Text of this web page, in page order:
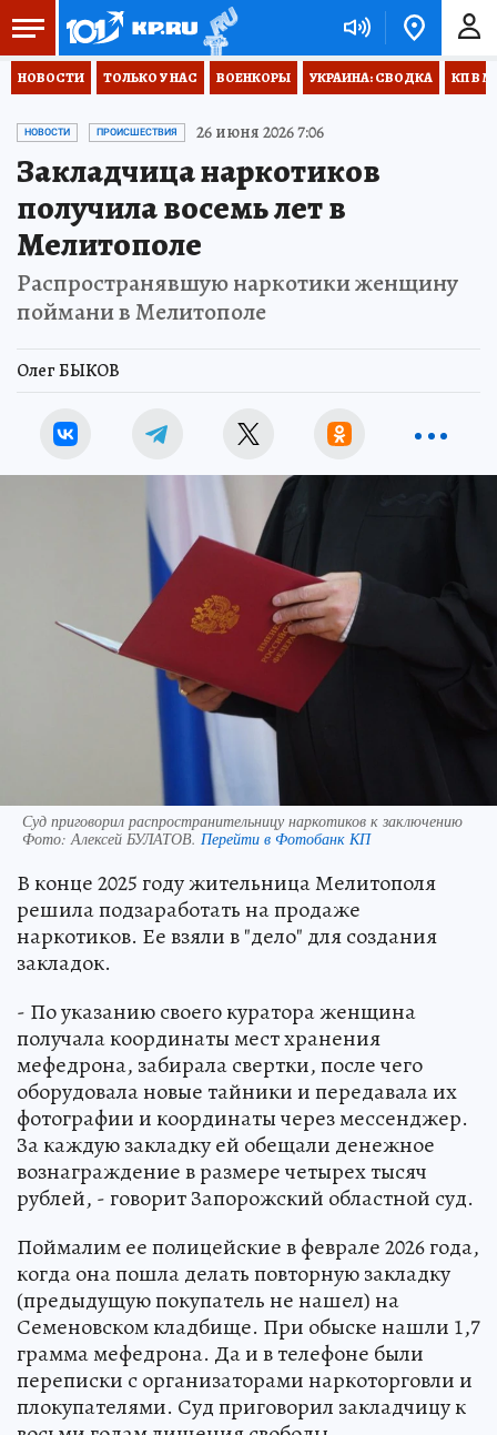
НОВОСТИ ТОЛЬКО У НАС ВОЕНКОРЫ УКРАИНА: СВОДКА КП В
НОВОСТИ ПРОИСШЕСТВИЯ 26 июня 2026 7:06
Закладчица наркотиков
получила восемь лет в
Мелитополе
Распространявшую наркотики женщину
поймани в Мелитополе
Олег БЫКОВ
Суд приговорил распространительницу наркотиков к заключению
Фото: Алексей БУЛАТОВ. Перейти в Фотобанк КП
В конце 2025 году жительница Мелитополя
решила подзаработать на продаже
наркотиков. Ее взяли в "дело" для создания
закладок.
- По указанию своего куратора женщина
получала координаты мест хранения
мефедрона, забирала свертки, после чего
оборудовала новые тайники и передавала их
фотографии и координаты через мессенджер.
За каждую закладку ей обещали денежное
вознаграждение в размере четырех тысяч
рублей, - говорит Запорожский областной суд.
Поймалим ее полицейские в феврале 2026 года,
когда она пошла делать повторную закладку
(предыдущую покупатель не нашел) на
Семеновском кладбище. При обыске нашли 1,7
грамма мефедрона. Да и в телефоне были
переписки с организаторами наркоторговли и
плокупателями. Суд приговорил закладчицу к